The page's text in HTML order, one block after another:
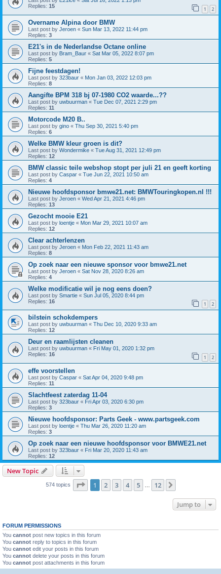
Replies: 15 1 2
Overname Alpina door BMW
Last post by Jeroen « Sun Mar 13, 2022 11:44 pm
Replies: 3
E21's in de Nederlandse Octane online
Last post by Bram_Baur « Sat Mar 05, 2022 8:07 pm
Replies: 5
Fijne feestdagen!
Last post by 323baur « Mon Jan 03, 2022 12:03 pm
Replies: 8
Aangifte BPM 318 bj 07-1980 CO2 waarde...??
Last post by uwbuurman « Tue Dec 07, 2021 2:29 pm
Replies: 11
Motorcode M20 B..
Last post by gino « Thu Sep 30, 2021 5:40 pm
Replies: 6
Welke BMW kleur groen is dit?
Last post by Wondermike « Tue Aug 31, 2021 12:49 pm
Replies: 12
BMW classic teile webshop stopt per juli 21 en geeft korting
Last post by Caspar « Tue Jun 22, 2021 10:50 am
Replies: 4
Nieuwe hoofdsponsor bmwe21.net: BMWTouringkopen.nl !!!
Last post by Jeroen « Wed Apr 21, 2021 4:46 pm
Replies: 13
Gezocht mooie E21
Last post by loentje « Mon Mar 29, 2021 10:07 am
Replies: 12
Clear achterlenzen
Last post by Jeroen « Mon Feb 22, 2021 11:43 am
Replies: 8
Op zoek naar een nieuwe sponsor voor bmwe21.net
Last post by Jeroen « Sat Nov 28, 2020 8:26 am
Replies: 4
Welke modificatie wil je nog eens doen?
Last post by Smartie « Sun Jul 05, 2020 8:44 pm
Replies: 16 1 2
bilstein schokdempers
Last post by uwbuurman « Thu Dec 10, 2020 9:33 am
Replies: 12
Deur en raamlijsten cleanen
Last post by uwbuurman « Fri May 01, 2020 1:32 pm
Replies: 16 1 2
effe voorstellen
Last post by Caspar « Sat Apr 04, 2020 9:48 pm
Replies: 11
Slachtfeest zaterdag 11-04
Last post by 323baur « Fri Apr 03, 2020 6:30 pm
Replies: 3
Nieuwe hoofdsponsor: Parts Geek - www.partsgeek.com
Last post by loentje « Thu Mar 26, 2020 11:20 am
Replies: 3
Op zoek naar een nieuwe hoofdsponsor voor BMWE21.net
Last post by 323baur « Fri Mar 20, 2020 11:43 am
Replies: 12
New Topic
574 topics Page 1of 12
1 2 3 4 5 12
Jump to
FORUM PERMISSIONS
You cannot post new topics in this forum
You cannot reply to topics in this forum
You cannot edit your posts in this forum
You cannot delete your posts in this forum
You cannot post attachments in this forum